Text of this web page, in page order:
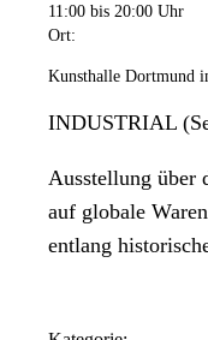
11:00 bis 20:00 Uhr
Ort:
Kunsthalle Dortmund
INDUSTRIAL
Ausstellung über
auf globale
entlang